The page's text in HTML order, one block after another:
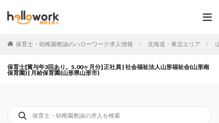
保育士・幼稚園教諭のハローワーク求人情報 北海道・東北エリア
保育士[賞与年3回あり。5.00ヶ月分] 正社員 | 社会福祉法人山形福祉会(山形南
保育園) | 月給保育園(山形県山形市)